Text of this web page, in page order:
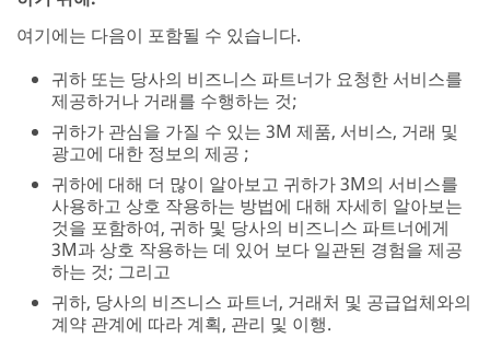
여기에는 다음이 포함될 수 있습니다.
귀하 또는 당사의 비즈니스 파트너가 요청한 서비스를
제공하거나 거래를 수행하는 것;
귀하가 관심을 가질 수 있는 3M 제품, 서비스, 거래 및
광고에 대한 정보의 제공 ;
귀하에 대해 더 많이 알아보고 귀하가 3M의 서비스를
사용하고 상호 작용하는 방법에 대해 자세히 알아보는
것을 포함하여, 귀하 및 당사의 비즈니스 파트너에게
3M과 상호 작용하는 데 있어 보다 일관된 경험을 제공
하는 것; 그리고
귀하, 당사의 비즈니스 파트너, 거래처 및 공급업체와의
계약 관계에 따라 계획, 관리 및 이행.